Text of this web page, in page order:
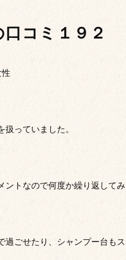
コミ１９２
扱っていました。
トなので何度か繰り返してみ
過ごせたり、シャンプー台も